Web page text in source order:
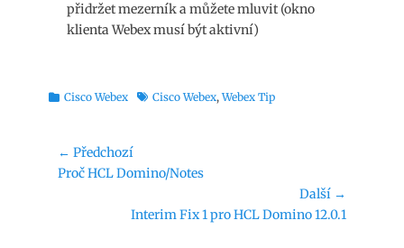
přidržet mezerník a můžete mluvit (okno
klienta Webex musí být aktivní)
Rubriky
Cisco Webex ŠtítkyCisco Webex,Webex Tip
Navigace
pro
← Předchozí
Předchozí
Proč HCL Domino/Notes
Další →
Interim Fix 1 pro HCL Domino 12.0.1